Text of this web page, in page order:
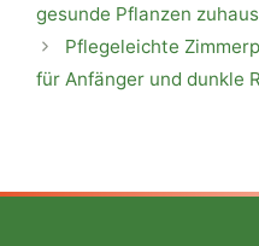
gesunde Pflanzen
Pflegeleichte
für Anfänger und dunkle